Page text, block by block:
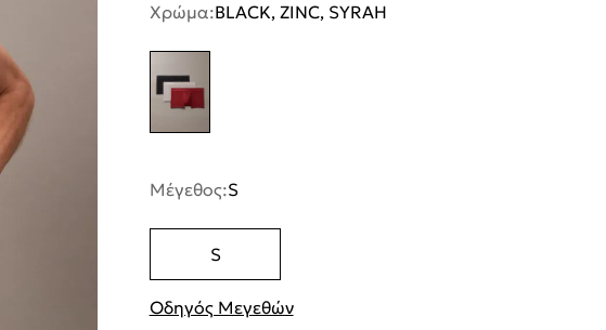
Χρώμα:BLACK, ZINC, SYRAH
Μέγεθος:S
S
Οδηγός Μεγεθών